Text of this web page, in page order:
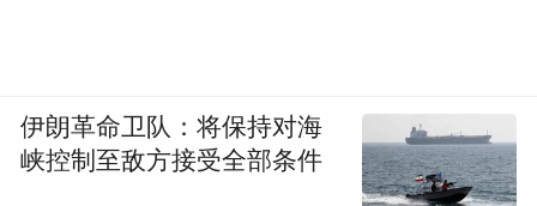
伊朗革命卫队：将保持对海
峡控制至敌方接受全部条件